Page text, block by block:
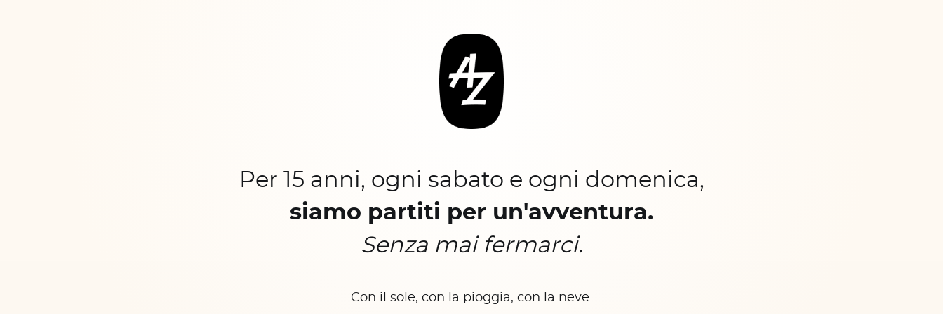
Per 15 anni, ogni sabato e ogni domenica,
siamo partiti per un'avventura.
Senza mai fermarci.
Con il sole, con la pioggia, con la neve.